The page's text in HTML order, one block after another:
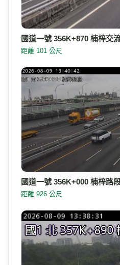
國道一號 356K+870 楠梓交
距離 101 公尺
國道一號 356K+000 楠梓路
距離 926 公尺